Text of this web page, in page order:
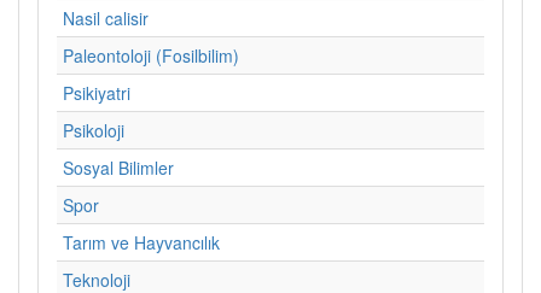
Nasil calisir
Paleontoloji (Fosilbilim)
Psikiyatri
Psikoloji
Sosyal Bilimler
Spor
Tarım ve Hayvancılık
Teknoloji